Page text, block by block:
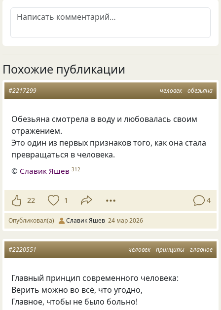
Похожие публикации
человек обезьяна
#2217299
Обезьяна смотрела в воду и любовалась своим
отражением.
Это один из первых признаков того, как она стала
превращаться в человека.
© Славик Яшев 312
22 1 4
Опубликовал(а) Славик Яшев 24 мар 2026
человек принципы главное
#2220551
Главный принцип современного человека:
Верить можно во всё, что угодно,
Главное, чтобы не было больно!